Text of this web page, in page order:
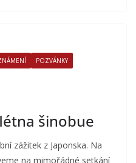
POZVÁNKY
šinobue
zážitek z Japonska. Na
na mimořádné setkání